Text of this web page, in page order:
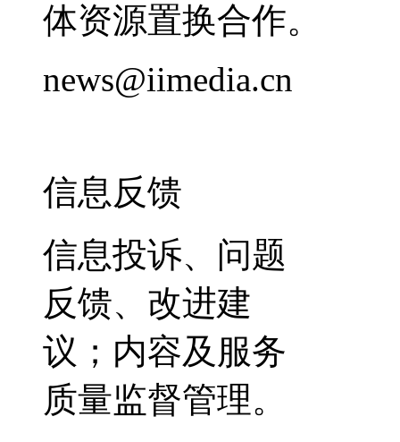
体资源置换合作。
news@iimedia.cn
信息反馈
信息投诉、问题
反馈、改进建
议；内容及服务
质量监督管理。